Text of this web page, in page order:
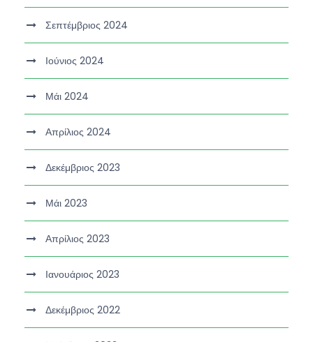
Σεπτέμβριος 2024
Ιούνιος 2024
Μάι 2024
Απρίλιος 2024
Δεκέμβριος 2023
Μάι 2023
Απρίλιος 2023
Ιανουάριος 2023
Δεκέμβριος 2022